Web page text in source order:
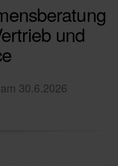
und
30.6.2026